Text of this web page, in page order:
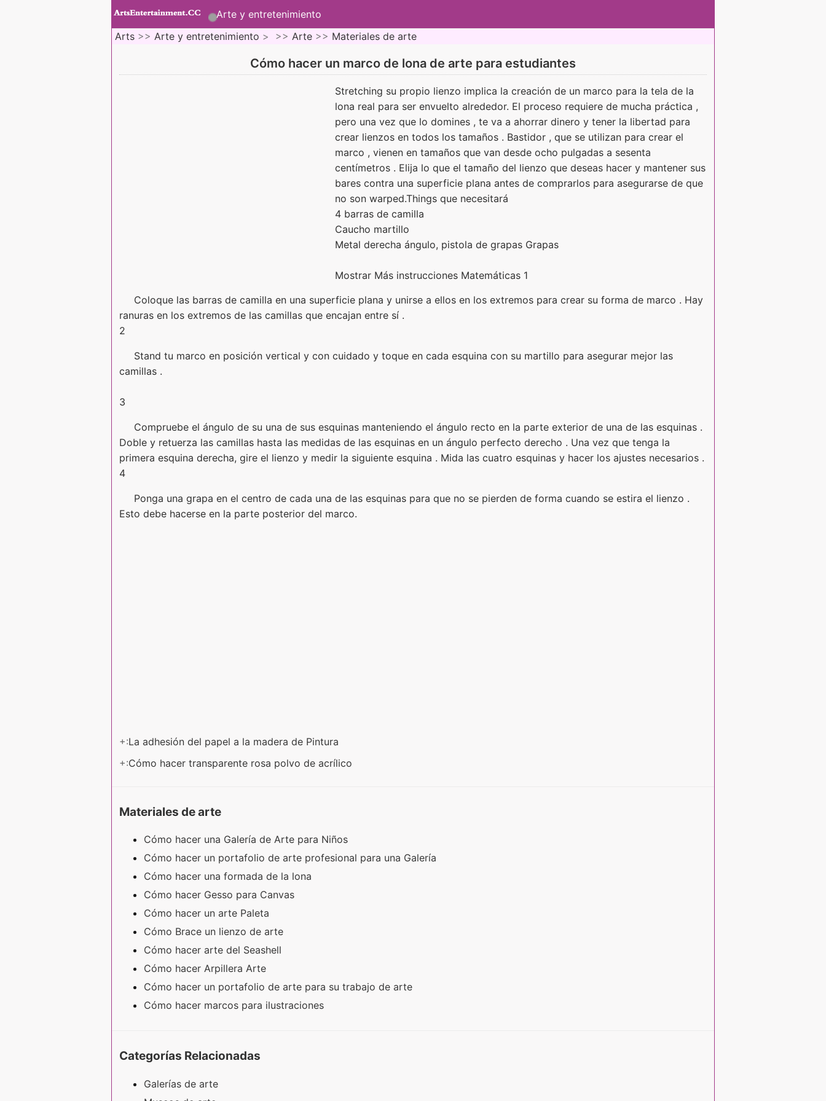
Arte y entretenimiento
Arts >> Arte y entretenimiento > >> Arte >> Materiales de arte
Cómo hacer un marco de lona de arte para estudiantes
Stretching su propio lienzo implica la creación de un marco para la tela de la
lona real para ser envuelto alrededor. El proceso requiere de mucha práctica ,
pero una vez que lo domines , te va a ahorrar dinero y tener la libertad para
crear lienzos en todos los tamaños . Bastidor , que se utilizan para crear el
marco , vienen en tamaños que van desde ocho pulgadas a sesenta
centímetros . Elija lo que el tamaño del lienzo que deseas hacer y mantener sus
bares contra una superficie plana antes de comprarlos para asegurarse de que
no son warped.Things que necesitará
4 barras de camilla
Caucho martillo
Metal derecha ángulo, pistola de grapas Grapas
Mostrar Más instrucciones Matemáticas 1
Coloque las barras de camilla en una superficie plana y unirse a ellos en los extremos para crear su forma de marco . Hay
ranuras en los extremos de las camillas que encajan entre sí .
2
Stand tu marco en posición vertical y con cuidado y toque en cada esquina con su martillo para asegurar mejor las
camillas .
3
Compruebe el ángulo de su una de sus esquinas manteniendo el ángulo recto en la parte exterior de una de las esquinas .
Doble y retuerza las camillas hasta las medidas de las esquinas en un ángulo perfecto derecho . Una vez que tenga la
primera esquina derecha, gire el lienzo y medir la siguiente esquina . Mida las cuatro esquinas y hacer los ajustes necesarios .
4
Ponga una grapa en el centro de cada una de las esquinas para que no se pierden de forma cuando se estira el lienzo .
Esto debe hacerse en la parte posterior del marco.
+:La adhesión del papel a la madera de Pintura
+:Cómo hacer transparente rosa polvo de acrílico
Materiales de arte
Cómo hacer una Galería de Arte para Niños
Cómo hacer un portafolio de arte profesional para una Galería
Cómo hacer una formada de la lona
Cómo hacer Gesso para Canvas
Cómo hacer un arte Paleta
Cómo Brace un lienzo de arte
Cómo hacer arte del Seashell
Cómo hacer Arpillera Arte
Cómo hacer un portafolio de arte para su trabajo de arte
Cómo hacer marcos para ilustraciones
Categorías Relacionadas
Galerías de arte